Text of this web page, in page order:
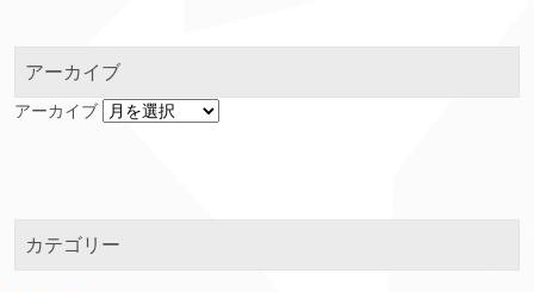
アーカイブ
アーカイブ
カテゴリー